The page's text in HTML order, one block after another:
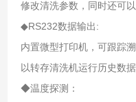
修改清洗参数，同时还可
◆RS232数据输出:
内置微型打印机，可跟踪
以转存清洗机运行历史数据
◆温度探测：